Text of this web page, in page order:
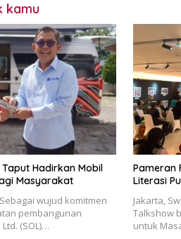
kamu
Hadirkan Mobil
Masyarakat
wujud komitmen
pembangunan
(SOL)…
Pameran
Literasi
Jakarta,
Talkshow
untuk